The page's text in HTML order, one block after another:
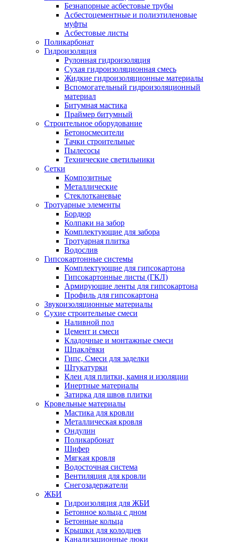
Безнапорные асбестовые трубы
Асбестоцементные и полиэтиленовые
муфты
Асбестовые листы
Поликарбонат
Гидроизоляция
Рулонная гидроизоляция
Сухая гидроизоляционная смесь
Жидкие гидроизоляционные материалы
Вспомогательный гидроизоляционный
материал
Битумная мастика
Праймер битумный
Строительное оборудование
Бетоносмесители
Тачки строительные
Пылесосы
Технические светильники
Сетки
Композитные
Металлические
Стеклотканевые
Тротуарные элементы
Бордюр
Колпаки на забор
Комплектующие для забора
Тротуарная плитка
Водослив
Гипсокартонные системы
Комплектующие для гипсокартона
Гипсокартонные листы (ГКЛ)
Армирующие ленты для гипсокартона
Профиль для гипсокартона
Звукоизоляционные материалы
Сухие строительные смеси
Наливной пол
Цемент и смеси
Кладочные и монтажные смеси
Шпаклёвки
Гипс, Смеси для заделки
Штукатурки
Клеи для плитки, камня и изоляции
Инертные материалы
Затирка для швов плитки
Кровельные материалы
Мастика для кровли
Металлическая кровля
Ондулин
Поликарбонат
Шифер
Мягкая кровля
Водосточная система
Вентиляция для кровли
Снегозадержатели
ЖБИ
Гидроизоляция для ЖБИ
Бетонное кольца с дном
Бетонные кольца
Крышки для колодцев
Канализационные люки